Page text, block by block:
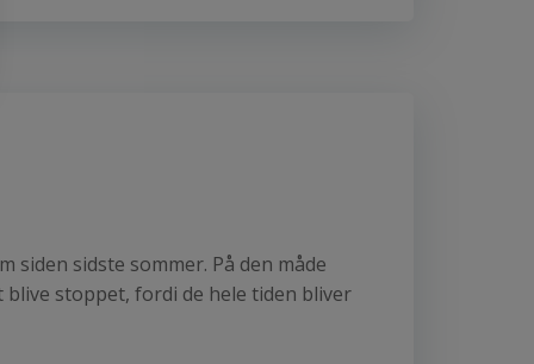
sidste sommer. På den måde
stoppet, fordi de hele tiden bliver